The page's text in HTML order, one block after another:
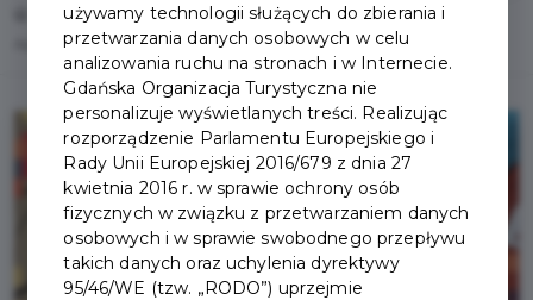
Home
News list
Aplikacja Questy VisitGdansk - z Kartą Turysty grasz za darmo!
używamy technologii służących do zbierania i
przetwarzania danych osobowych w celu
analizowania ruchu na stronach i w Internecie.
Gdańska Organizacja Turystyczna nie
personalizuje wyświetlanych treści. Realizując
rozporządzenie Parlamentu Europejskiego i
Rady Unii Europejskiej 2016/679 z dnia 27
kwietnia 2016 r. w sprawie ochrony osób
fizycznych w związku z przetwarzaniem danych
osobowych i w sprawie swobodnego przepływu
takich danych oraz uchylenia dyrektywy
95/46/WE (tzw. „RODO”) uprzejmie